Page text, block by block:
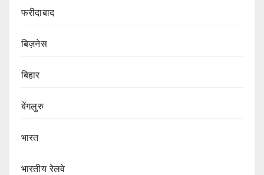
फरीदाबाद
बिज़नेस
बिहार
बेंगलुरु
भारत
भारतीय रेलवे